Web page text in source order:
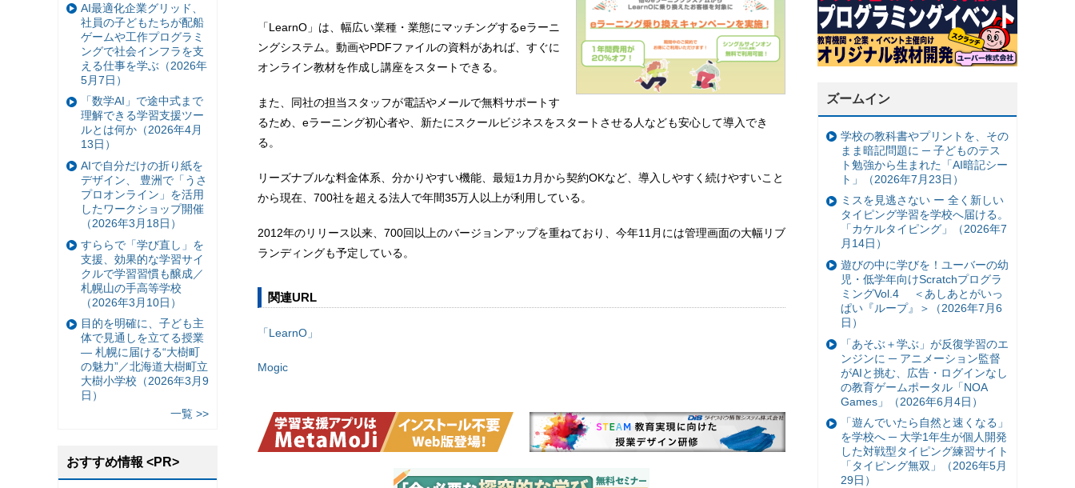
「LearnO」は、幅広い業種・業態にマッチングするeラーニ
ングシステム。動画やPDFファイルの資料があれば、すぐに
オンライン教材を作成し講座をスタートできる。
また、同社の担当スタッフが電話やメールで無料サポートす
るため、eラーニング初心者や、新たにスクールビジネスをスタートさせる人なども安心して導入でき
る。
リーズナブルな料金体系、分かりやすい機能、最短1カ月から契約OKなど、導入しやすく続けやすいこと
から現在、700社を超える法人で年間35万人以上が利用している。
2012年のリリース以来、700回以上のバージョンアップを重ねており、今年11月には管理画面の大幅リブ
ランディングも予定している。
関連URL
「LearnO」
Mogic
ズームイン
学校の教科書やプリントを、その
まま暗記問題に ─ 子どものテス
ト勉強から生まれた「AI暗記シー
ト」（2026年7月23日）
ミスを見逃さない ー 全く新しい
タイピング学習を学校へ届ける。
「カケルタイピング」（2026年7
月14日）
遊びの中に学びを！ユーバーの幼
児・低学年向けScratchプログラ
ミングVol.4 ＜あしあとがいっ
ぱい『ループ』＞（2026年7月6
日）
「あそぶ＋学ぶ」が反復学習のエ
ンジンに ─ アニメーション監督
がAIと挑む、広告・ログインなし
の教育ゲームポータル「NOA
Games」（2026年6月4日）
「遊んでいたら自然と速くなる」
を学校へ ─ 大学1年生が個人開発
した対戦型タイピング練習サイト
「タイピング無双」（2026年5月
29日）
AI最適化企業グリッド、
社員の子どもたちが配船
ゲームや工作プログラミ
ングで社会インフラを支
える仕事を学ぶ（2026年
5月7日）
「数学AI」で途中式まで
理解できる学習支援ツー
ルとは何か（2026年4月
13日）
AIで自分だけの折り紙を
デザイン、 豊洲で「うさ
プロオンライン」を活用
したワークショップ開催
（2026年3月18日）
すららで「学び直し」を
支援、効果的な学習サイ
クルで学習習慣も醸成／
札幌山の手高等学校
（2026年3月10日）
目的を明確に、子ども主
体で見通しを立てる授業
— 札幌に届ける“大樹町
の魅力”／北海道大樹町立
大樹小学校（2026年3月9
日）
一覧 >>
おすすめ情報 <PR>